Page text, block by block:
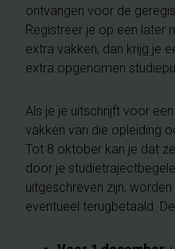
ontvangen voor de
Registreer je op een later
extra vakken, dan krijg je
extra opgenomen
Als je je uitschrijft voor
vakken van die opleiding
Tot 8 oktober kan je dat
door je
uitgeschreven zijn,
eventueel terugbetaald.